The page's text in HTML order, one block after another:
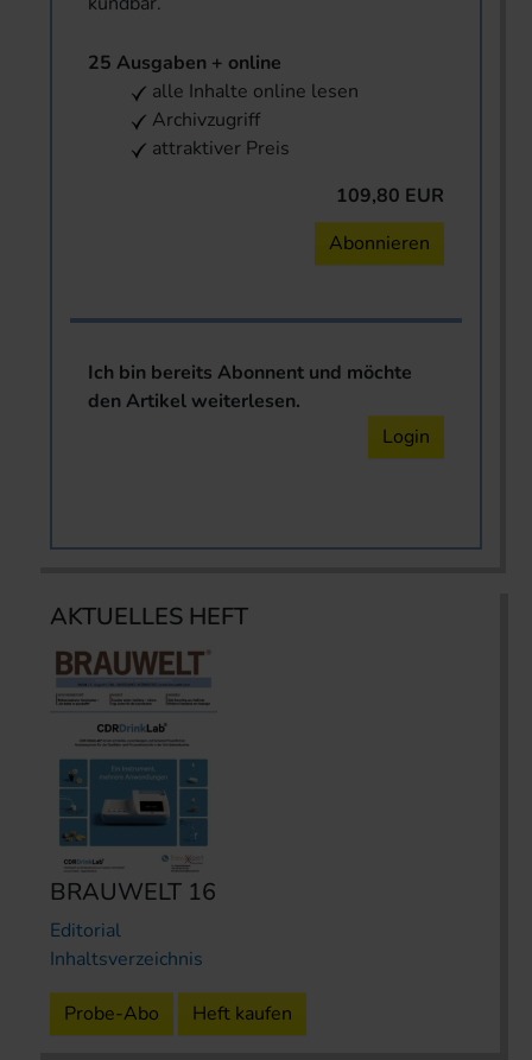
25 Ausgaben + online
alle Inhalte online lesen
Archivzugriff
attraktiver Preis
109,80 EUR
Abonnieren
Ich bin bereits Abonnent und möchte
den Artikel weiterlesen.
Login
AKTUELLES HEFT
BRAUWELT 16
Editorial
Inhaltsverzeichnis
Probe-Abo Heft kaufen